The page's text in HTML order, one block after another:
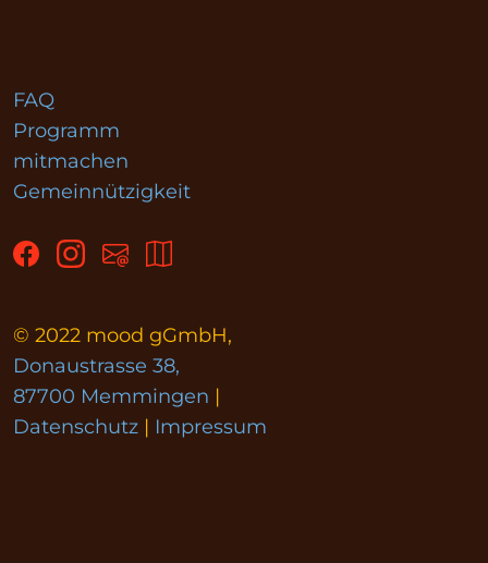
FAQ
Programm
mitmachen
Gemeinnützigkeit
© 2022 mood gGmbH,
Donaustrasse 38,
87700 Memmingen |
Datenschutz | Impressum